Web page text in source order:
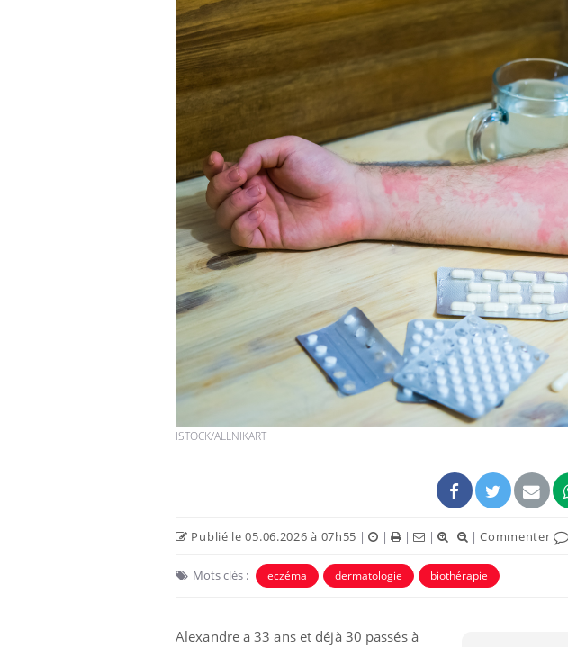
ISTOCK/ALLNIKART
Publié le 05.06.2026 à 07h55 | | | | |Commenter
Mots clés : eczéma dermatologie biothérapie
Alexandre a 33 ans et déjà 30 passés à